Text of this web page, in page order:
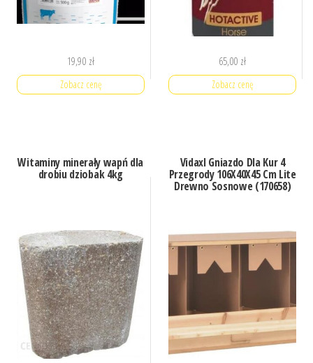
19,90 zł
Zobacz cenę
65,00 zł
Zobacz cenę
Witaminy minerały wapń dla
drobiu dziobak 4kg
Vidaxl Gniazdo Dla Kur 4
Przegrody 106X40X45 Cm Lite
Drewno Sosnowe (170658)